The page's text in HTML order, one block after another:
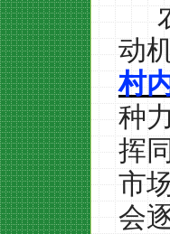
动
村
种
挥
市
会